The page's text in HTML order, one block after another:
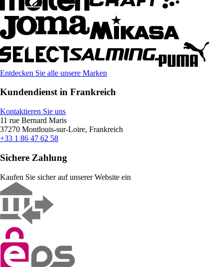
Entdecken Sie alle unsere Marken
Kundendienst in Frankreich
Kontaktieren Sie uns
11 rue Bernard Maris
37270 Montlouis-sur-Loire, Frankreich
+33 1 86 47 62 58
Sichere Zahlung
Kaufen Sie sicher auf unserer Website ein